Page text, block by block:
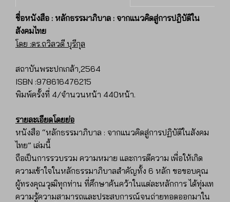
ชื่อหนังสือ : หลักธรรมาภิบาล : จากแนวคิดสู่การปฎิบัติใน
สังคมไทย
โดย :ดร.ถวิลวดี บุรีกุล
สถาบันพระปกเกล้า,2564
ISBN :978616476215
พิมพ์ครั้งที่ 4/จำนวนหน้า 440หน้า.
รายละเอียดโดยย่อ
หนังสือ “หลักธรรมาภิบาล : จากแนวคิดสู่การปฏิบัติในสังคม
ไทย” เล่มนี้
ถือเป็นการรวบรวม ความหมาย และการตีความ เพื่อให้เกิด
ความเข้าใจในหลักธรรมาภิบาลสำคัญทั้ง 6 หลัก ขอขอบคุณ
ผู้ทรงคุณวุฒิทุกท่าน ที่ศึกษาค้นคว้าในแต่ละหลักการได้ทุ่มเท
ความรู้ความสามารถและประสบการณ์จนถ่ายทอดออกมาใน